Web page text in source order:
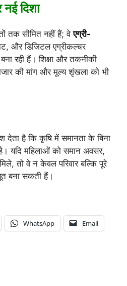
दिशा
तक सीमित नहीं हैं; वेएग्री-
और डिजिटल एग्रीकल्चर
रही हैं। शिक्षा और तकनीकी
की मांग और मूल्य शृंखला को भी
देता है कि कृषि में समानता के बिना
यदि महिलाओं को समान अवसर,
तो वे न केवल परिवार बल्कि पूरे
बना सकती हैं।
WhatsApp Email